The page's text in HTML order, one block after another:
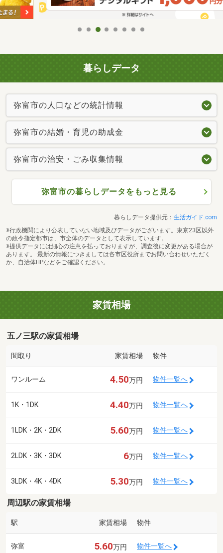
暮らしデータ
弥富市の人口などの統計情報
弥富市の結婚・育児の助成金
弥富市の治安・ごみ収集情報
弥富市の暮らしデータをもっと見る
暮らしデータ提供元： 生活ガイド.com
※行政機関により公表していない地域及びデータがございます。東京23区以外
の政令指定都市は、市全体のデータとして表示しています。
※提供データには細心の注意を払っておりますが、調査後に変更がある場合が
あります。 最新の情報につきましては各市区役所までお問い合わせいただく
か、自治体HPなどをご確認ください。
家賃相場
五ノ三駅の家賃相場
間取り 家賃相場 物件
ワンルーム 4.50万円 物件一覧へ
1K・1DK 4.40万円 物件一覧へ
1LDK・2K・2DK 5.60万円 物件一覧へ
2LDK・3K・3DK 6万円 物件一覧へ
3LDK・4K・4DK 5.30万円 物件一覧へ
周辺駅の家賃相場
駅 家賃相場 物件
弥富 5.60万円 物件一覧へ